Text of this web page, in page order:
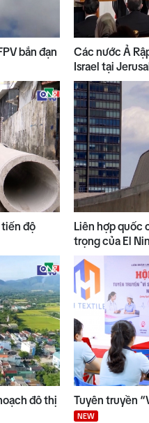
bắn đạn
Các nước Ả
Israel tại
tiến độ
Liên hợp quốc
trọng của El
đô thị Tuyên truyền
NEW